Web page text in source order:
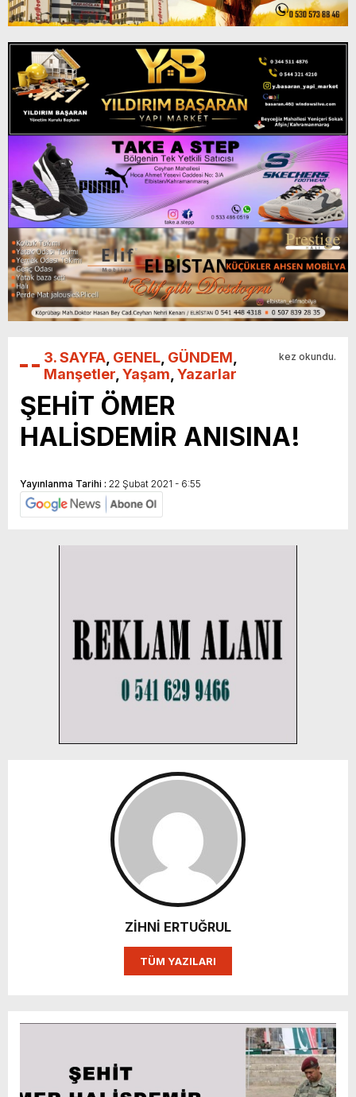
3. SAYFA GENEL GÜNDEM
Manşetler Yaşam Yazarlar
kez okundu.
ŞEHİT ÖMER
HALİSDEMİR ANISINA!
Yayınlanma Tarihi : 22 Şubat 2021 - 6:55
ZİHNİ ERTUĞRUL
TÜM YAZILARI